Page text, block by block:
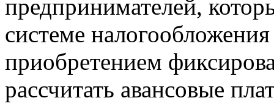
предпринимателей,
системе
приобретением
рассчитать авансовые